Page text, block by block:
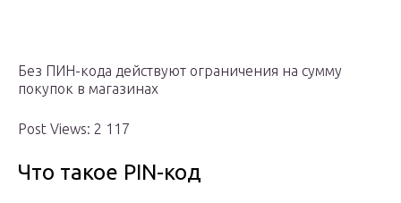
Без ПИН-кода действуют ограничения на сумму
покупок в магазинах
Post Views: 2 117
Что такое PIN-код